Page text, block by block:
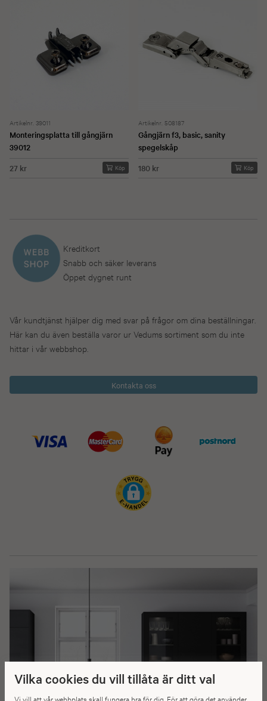
Vilka cookies du vill tillåta är ditt val
Vi vill att vår webbplats skall fungera bra för dig. För att göra det använder
Artikelnr. 39011
Monteringsplatta till gångjärn
39012
27 kr
Köp
Artikelnr. 508187
Gångjärn f3, basic, sanity
spegelskåp
180 kr
Köp
Kreditkort
Snabb och säker leverans
Öppet dygnet runt
Vår kundtjänst hjälper dig med svar på frågor om dina beställningar.
Här kan du även beställa varor ur Vedums sortiment som du inte
hittar i vår webbshop.
Kontakta oss